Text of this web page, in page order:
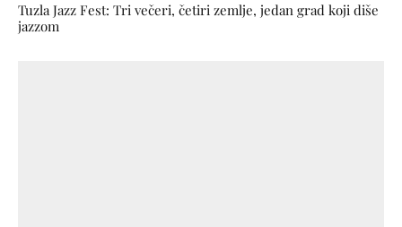
Tuzla Jazz Fest: Tri večeri, četiri zemlje, jedan grad koji diše
jazzom